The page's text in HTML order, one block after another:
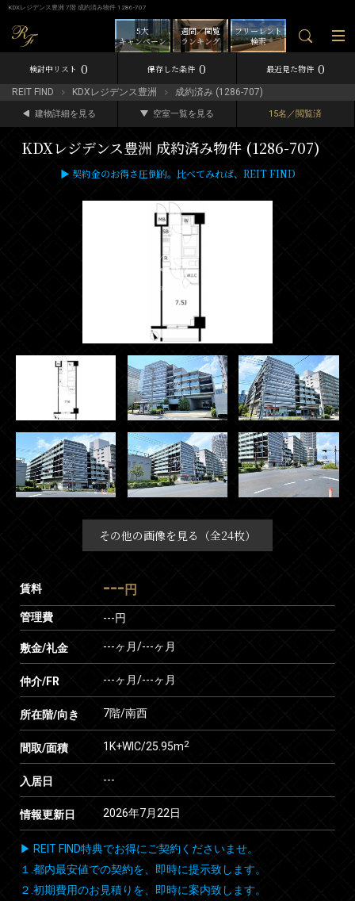
KDXレジデンス豊洲 7階 成約済み物件 1286-707
フリーレント
検索
週間／閲覧
ランキング
5大
キャンペーン
検討中リスト 0 保存した条件 0 最近見た物件 0
REIT FIND KDXレジデンス豊洲 成約済み (1286-707)
建物詳細を見る 空室一覧を見る 15名／閲覧済
KDXレジデンス豊洲 成約済み物件 (1286-707)
▶ 契約金のお得さ圧倒的。比べてみれば、REIT FIND
その他の画像を見る（全24枚）
賃料 --- 円
管理費 ---円
敷金/礼金 ---ヶ月/---ヶ月
仲介/FR ---ヶ月/---ヶ月
所在階/向き 7階/南西
間取/面積 1K+WIC/25.95m2
入居日 ---
情報更新日 2026年7月22日
▶ REIT FIND特典でお得にご契約くださいませ。
１.都内最安値での契約を、即時に提示致します。
２.初期費用のお見積りを、即時に案内致します。